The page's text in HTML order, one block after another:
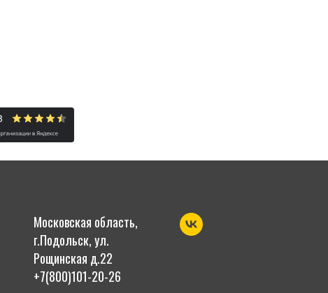
Московская область,
г.Подольск, ул.
Рощинская д.22
+7(800)101-20-26